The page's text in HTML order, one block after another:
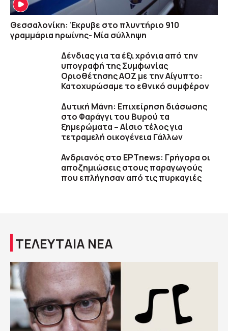
Θεσσαλονίκη: Έκρυβε στο πλυντήριο 910
γραμμάρια ηρωίνης- Μία σύλληψη
Δένδιας για τα έξι χρόνια από την
υπογραφή της Συμφωνίας
Οριοθέτησης ΑΟΖ με την Αίγυπτο:
Κατοχυρώσαμε το εθνικό συμφέρον
Δυτική Μάνη: Επιχείρηση διάσωσης
στο Φαράγγι του Βυρού τα
ξημερώματα – Αίσιο τέλος για
τετραμελή οικογένεια Γάλλων
Ανδριανός στο ΕΡΤnews: Γρήγορα οι
αποζημιώσεις στους παραγωγούς
που επλήγησαν από τις πυρκαγιές
ΤΕΛΕΥΤΑΙΑ ΝΕΑ